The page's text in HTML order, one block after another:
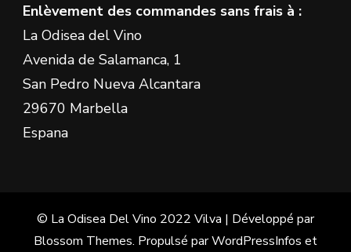
Enlèvement des commandes sans frais à :
La Odisea del Vino
Avenida de Salamanca, 1
San Pedro Nueva Alcantara
29670 Marbella
Espana
© La Odisea Del Vino 2022 Vilva | Développé par
Blossom Themes. Propulsé parWordPressInfos et